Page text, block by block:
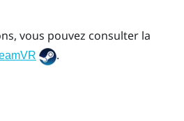
vous pouvez consulter la
.